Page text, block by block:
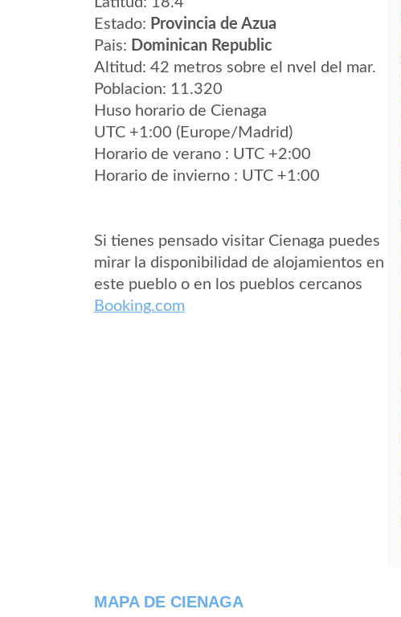
Estado: Provincia de Azua
Pais: Dominican Republic
Altitud: 42 metros sobre el nvel del mar.
Poblacion: 11.320
Huso horario de Cienaga
UTC +1:00 (Europe/Madrid)
Horario de verano : UTC +2:00
Horario de invierno : UTC +1:00
Si tienes pensado visitar Cienaga puedes
mirar la disponibilidad de alojamientos en
este pueblo o en los pueblos cercanos
Booking.com
MAPA DE CIENAGA